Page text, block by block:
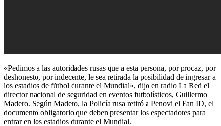
«Pedimos a las autoridades rusas que a esta persona, por procaz, por
deshonesto, por indecente, le sea retirada la posibilidad de ingresar a
los estadios de fútbol durante el Mundial», dijo en radio La Red el
director nacional de seguridad en eventos futbolísticos, Guillermo
Madero. Según Madero, la Policía rusa retiró a Penovi el Fan ID, el
documento obligatorio que deben presentar los espectadores para
entrar en los estadios durante el Mundial.